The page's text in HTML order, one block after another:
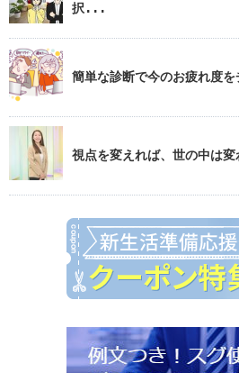
択...
簡単な診断で今のお疲れ度を
視点を変えれば、世の中は